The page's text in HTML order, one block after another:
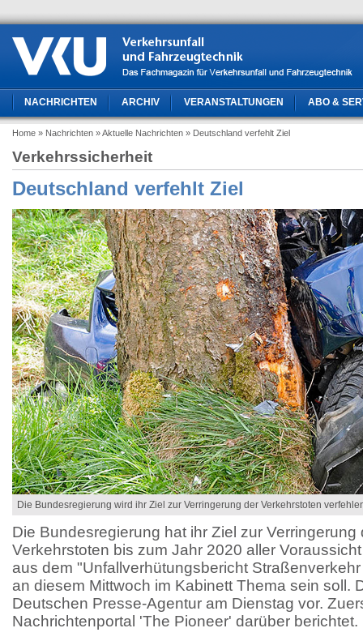
NACHRICHTEN ARCHIV VERANSTALTUNGEN ABO &
Home » Nachrichten » Aktuelle Nachrichten » Deutschland verfehlt Ziel
Verkehrssicherheit
Deutschland verfehlt Ziel
Die Bundesregierung wird ihr Ziel zur Verringerung der Verkehrstoten
Die Bundesregierung hat ihr Ziel zur Verringerung
Verkehrstoten bis zum Jahr 2020 aller
aus dem "Unfallverhütungsbericht
an diesem Mittwoch im Kabinett Thema sein soll.
Deutschen Presse-Agentur am Dienstag vor.
Nachrichtenportal 'The Pioneer' darüber berichtet.